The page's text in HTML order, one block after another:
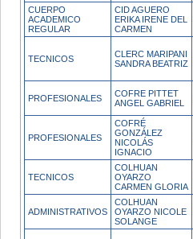
CUERPO
ACADEMICO
REGULAR
CID AGUERO
ERIKA IRENE DEL
CARMEN
TECNICOS
CLERC MARIPANI
SANDRA BEATRIZ
PROFESIONALES
COFRE PITTET
ANGEL GABRIEL
PROFESIONALES
COFRÉ
GONZÁLEZ
NICOLÁS
IGNACIO
TECNICOS
COLHUAN
OYARZO
CARMEN GLORIA
ADMINISTRATIVOS
COLHUAN
OYARZO NICOLE
SOLANGE